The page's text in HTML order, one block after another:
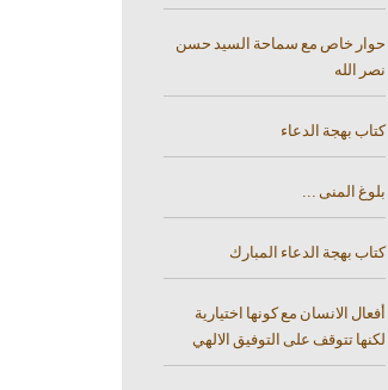
حوار خاص مع سماحة السيد حسن
نصر الله
كتاب بهجة الدعاء
بلوغ المنى ...
كتاب بهجة الدعاء المبارك
أفعال الانسان مع كونها اختيارية
لكنها تتوقف على التوفيق الالهي